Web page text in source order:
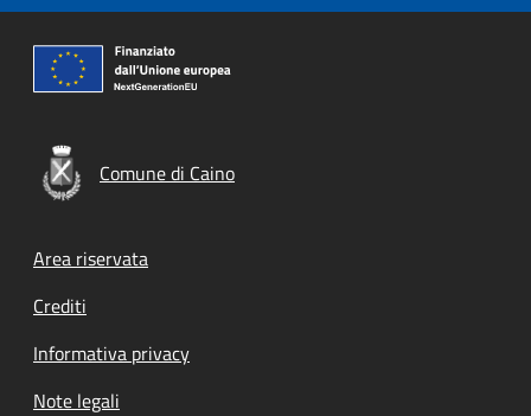
Comune di Caino
Footer menu
Area riservata
Crediti
Informativa privacy
Note legali